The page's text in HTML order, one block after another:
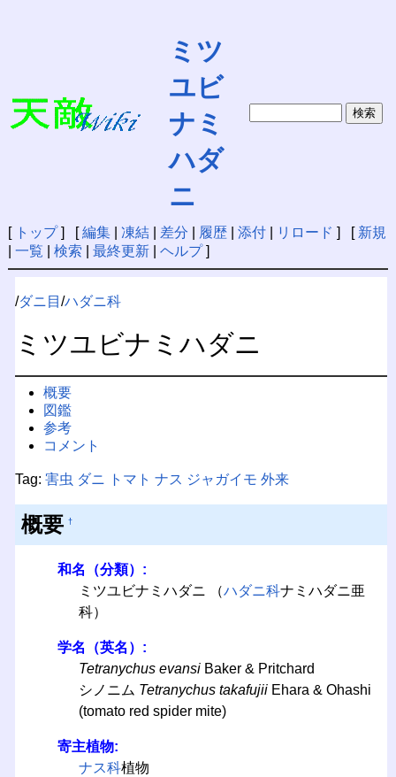
ミツ
ユビ
ナミ
ハダ
ニ
[ トップ] [編集| 凍結| 差分 履歴| 添付| リロード ] [ 新規
一覧 検索 最終更新| ヘルプ]
/ダニ目 /ハダニ科
ミツユビナミハダニ
概要
図鑑
参考
コメント
Tag: 害虫 ダニ トマト ナス ジャガイモ 外来
概要 †
和名（分類）:
ミツユビナミハダニ （ハダニ科ナミハダニ亜
科）
学名（英名）:
Tetranychus evansiBaker & Pritchard
シノニム Tetranychus takafujiiEhara & Ohashi
(tomato red spider mite)
寄主植物:
ナス科植物